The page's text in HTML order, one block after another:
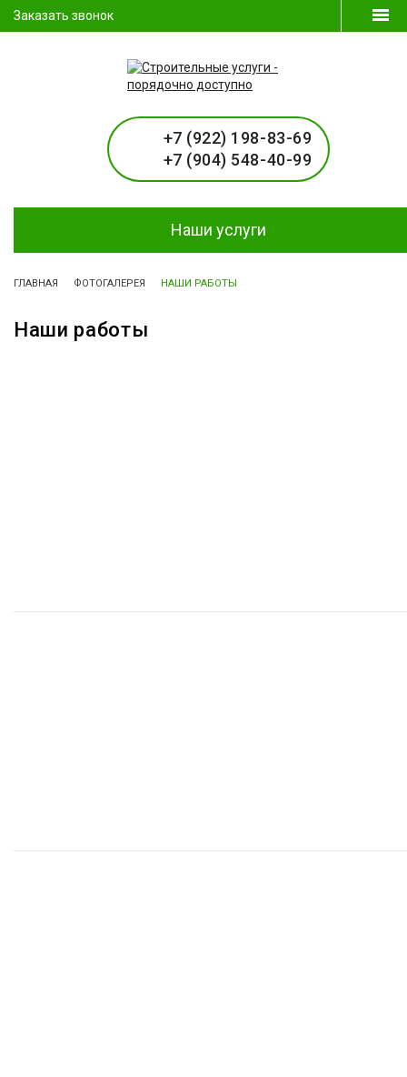
Заказать звонок
+7 (922) 198-83-69
+7 (904) 548-40-99
Наши услуги
ГЛАВНАЯ ФОТОГАЛЕРЕЯ НАШИ РАБОТЫ
Наши работы